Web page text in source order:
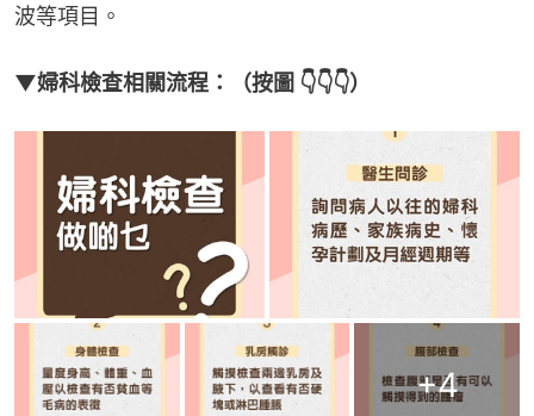
波等項目。
▼婦科檢查相關流程：（按圖 👇👇👇）
+4